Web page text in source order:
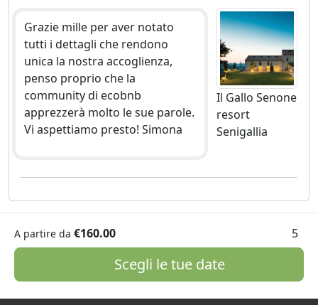
Grazie mille per aver notato
tutti i dettagli che rendono
unica la nostra accoglienza,
penso proprio che la
community di ecobnb
apprezzerà molto le sue parole.
Vi aspettiamo presto! Simona
Il Gallo Senone
resort
Senigallia
A partire da €160.00 5
Scegli le tue date